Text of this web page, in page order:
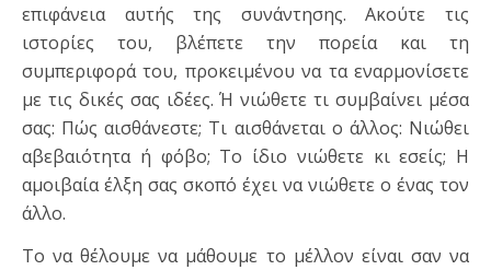
επιφάνεια αυτής της συνάντησης. Ακούτε τις
ιστορίες του, βλέπετε την πορεία και τη
συμπεριφορά του, προκειμένου να τα εναρμονίσετε
με τις δικές σας ιδέες. Ή νιώ­θετε τι συμβαίνει μέσα
σας: Πώς αισθάνεστε; Τι αισθάνεται ο άλ­λος: Νιώθει
αβεβαιότητα ή φόβο; Το ίδιο νιώθετε κι εσείς; Η
αμοι­βαία έλξη σας σκοπό έχει να νιώθετε ο ένας τον
άλλο.
Το να θέλουμε να μάθουμε το μέλλον είναι σαν να